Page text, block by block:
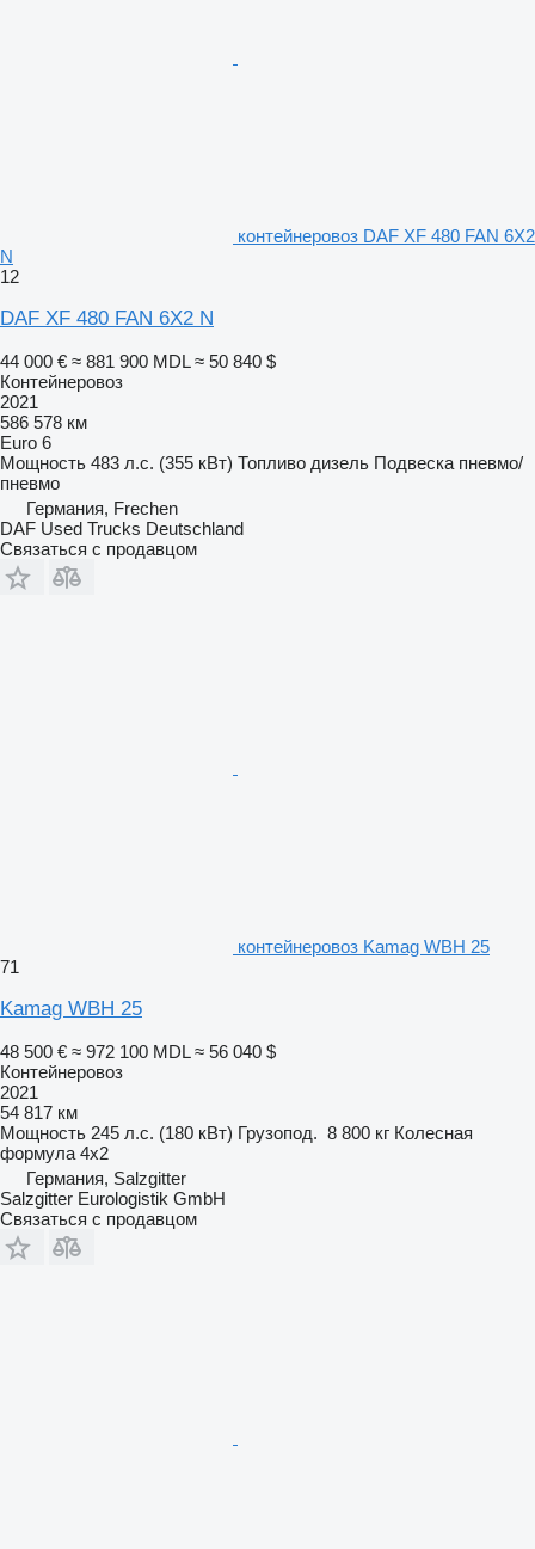
контейнеровоз DAF XF 480 FAN 6X2
N
12
DAF XF 480 FAN 6X2 N
44 000 € ≈ 881 900 MDL ≈ 50 840 $
Контейнеровоз
2021
586 578 км
Euro 6
Мощность 483 л.с. (355 кВт) Топливо дизель Подвеска пневмо/
пневмо
Германия, Frechen
DAF Used Trucks Deutschland
Связаться с продавцом
контейнеровоз Kamag WBH 25
71
Kamag WBH 25
48 500 € ≈ 972 100 MDL ≈ 56 040 $
Контейнеровоз
2021
54 817 км
Мощность 245 л.с. (180 кВт) Грузопод. 8 800 кг Колесная
формула 4x2
Германия, Salzgitter
Salzgitter Eurologistik GmbH
Связаться с продавцом